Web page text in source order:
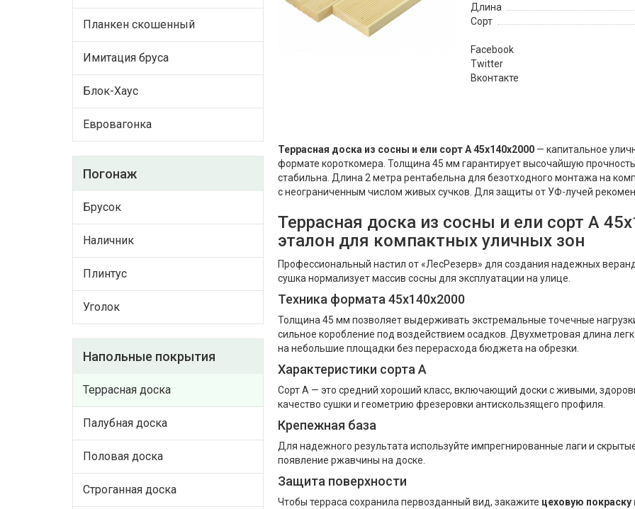
Планкен скошенный
Имитация бруса
Блок-Хаус
Евровагонка
Погонаж
Брусок
Наличник
Плинтус
Уголок
Напольные покрытия
Террасная доска
Палубная доска
Половая доска
Строганная доска
Длина
Сорт
Facebook
Twitter
Вконтакте
Террасная доска из сосны и ели сорт А 45x140x2000 — капитальное
формате короткомера. Толщина 45 мм гарантирует высочайшую
стабильна. Длина 2 метра рентабельна для безотходного монтажа на
с неограниченным числом живых сучков. Для защиты от УФ-лучей
Террасная доска из сосны и ели сорт А
эталон для компактных уличных зон
Профессиональный настил от «ЛесРезерв» для создания надежных
сушка нормализует массив сосны для эксплуатации на улице.
Техника формата 45x140x2000
Толщина 45 мм позволяет выдерживать экстремальные точечные
сильное коробление под воздействием осадков. Двухметровая длина
на небольшие площадки без перерасхода бюджета на обрезки.
Характеристики сорта А
Сорт А — это средний хороший класс, включающий доски с живыми,
качество сушки и геометрию фрезеровки антискользящего профиля.
Крепежная база
Для надежного результата используйте импрегнированные лаги и
появление ржавчины на доске.
Защита поверхности
Чтобы терраса сохранила первозданный вид, закажите цеховую